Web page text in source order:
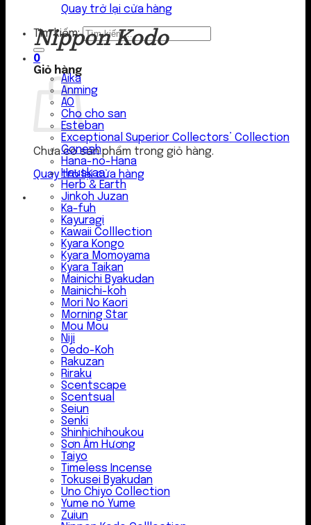
Quay trở lại cửa hàng
Tìm kiếm:
0
Giỏ hàng
Chưa có sản phẩm trong giỏ hàng.
Quay trở lại cửa hàng
Nippon Kodo
Aika
Anming
AO
Cho cho san
Esteban
Exceptional Superior Collectors’ Collection
Gonesh
Hana-no-Hana
Hauskaa
Herb & Earth
Jinkoh Juzan
Ka-fuh
Kayuragi
Kawaii Colllection
Kyara Kongo
Kyara Momoyama
Kyara Taikan
Mainichi Byakudan
Mainichi-koh
Mori No Kaori
Morning Star
Mou Mou
Niji
Oedo-Koh
Rakuzan
Riraku
Scentscape
Scentsual
Seiun
Senki
Shinhichihoukou
Sơn Âm Hương
Taiyo
Timeless Incense
Tokusei Byakudan
Uno Chiyo Collection
Yume no Yume
Zuiun